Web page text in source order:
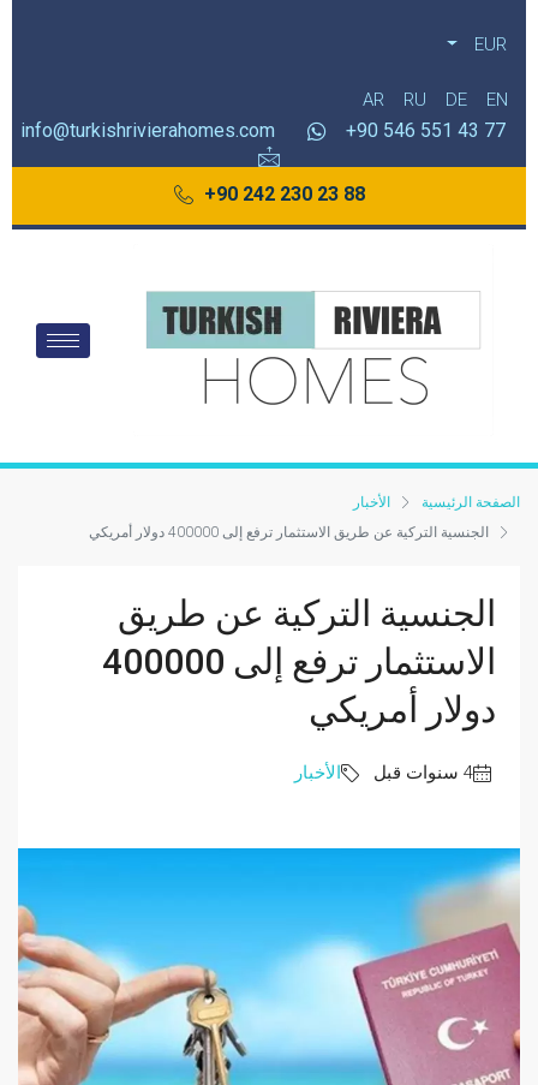
EUR
EN
DE
RU
AR
77 43 551 546 90+
info@turkishrivierahomes.com
88 23 230 242 90+
الصفحة الرئيسية
الأخبار
الجنسية التركية عن طريق الاستثمار ترفع إلى 400000 دولار أمريكي
الجنسية التركية عن طريق
الاستثمار ترفع إلى 400000
دولار أمريكي
الأخبار